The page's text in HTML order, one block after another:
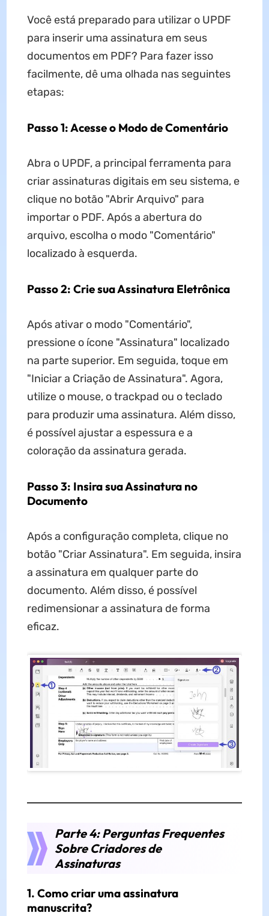
Você está preparado para utilizar o UPDF
para inserir uma assinatura em seus
documentos em PDF? Para fazer isso
facilmente, dê uma olhada nas seguintes
etapas:
Passo 1: Acesse o Modo de Comentário
Abra o UPDF, a principal ferramenta para
criar assinaturas digitais em seu sistema, e
clique no botão "Abrir Arquivo" para
importar o PDF. Após a abertura do
arquivo, escolha o modo "Comentário"
localizado à esquerda.
Passo 2: Crie sua Assinatura Eletrônica
Após ativar o modo "Comentário",
pressione o ícone "Assinatura" localizado
na parte superior. Em seguida, toque em
"Iniciar a Criação de Assinatura". Agora,
utilize o mouse, o trackpad ou o teclado
para produzir uma assinatura. Além disso,
é possível ajustar a espessura e a
coloração da assinatura gerada.
Passo 3: Insira sua Assinatura no
Documento
Após a configuração completa, clique no
botão "Criar Assinatura". Em seguida, insira
a assinatura em qualquer parte do
documento. Além disso, é possível
redimensionar a assinatura de forma
eficaz.
Parte 4: Perguntas Frequentes
Sobre Criadores de
Assinaturas
1. Como criar uma assinatura
manuscrita?